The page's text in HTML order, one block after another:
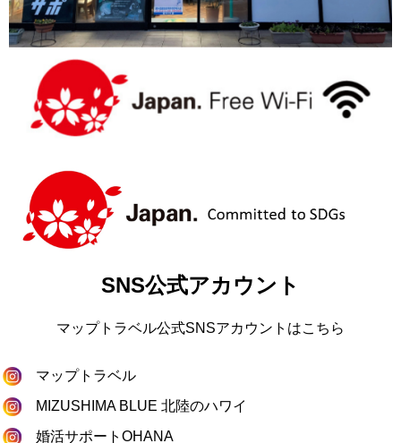
SNS公式アカウント
マップトラベル公式SNSアカウントはこちら
マップトラベル
MIZUSHIMA BLUE 北陸のハワイ
婚活サポートOHANA